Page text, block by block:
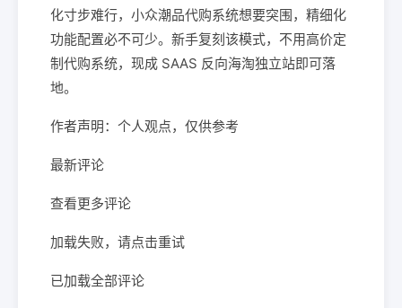
化寸步难行，小众潮品代购系统想要突围，精细化
功能配置必不可少。新手复刻该模式，不用高价定
制代购系统，现成 SAAS 反向海淘独立站即可落
地。
作者声明：个人观点，仅供参考
最新评论
查看更多评论
加载失败，请点击重试
已加载全部评论